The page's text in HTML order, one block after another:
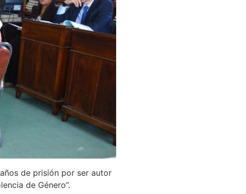
de prisión por ser autor
de Género”.